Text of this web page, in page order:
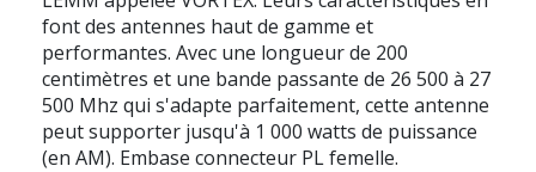
font des antennes haut de gamme et
performantes. Avec une longueur de 200
centimètres et une bande passante de 26 500 à 27
500 Mhz qui s'adapte parfaitement, cette antenne
peut supporter jusqu'à 1 000 watts de puissance
(en AM). Embase connecteur PL femelle.